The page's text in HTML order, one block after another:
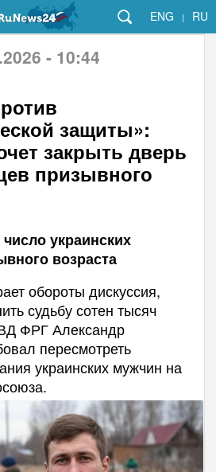
ENG | RU
- 10:44
защиты»:
закрыть дверь
призывного
украинских
возраста
обороты дискуссия,
судьбу сотен тысяч
ФРГ Александр
пересмотреть
украинских мужчин на